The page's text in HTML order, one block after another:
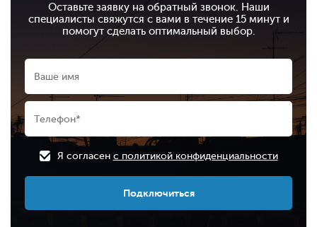
Оставьте заявку на обратный звонок. Наши
специалисты свяжутся с вами в течение 15 минут и
помогут сделать оптимальный выбор.
Я согласен с политикой конфиденциальности
Подключиться